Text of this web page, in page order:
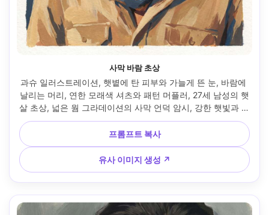
사막 바람 초상
과슈 일러스트레이션, 햇볕에 탄 피부와 가늘게 뜬 눈, 바람에
날리는 머리, 연한 모래색 셔츠와 패턴 머플러, 27세 남성의 햇
살 초상, 넓은 웜 그라데이션의 사막 언덕 암시, 강한 햇빛과 또
렷한 그림자 형태, 매트 안료, 강렬한 불투명 블록, 드라이 브러
시 질감, 종이 결, 웜 오커와 코발트 포인트, 강인하고 모험적인
무드, 입체적으로 그려진 얼굴 평면, 85mm 렌즈, 얕은 심도 --
ar 4:5
프롬프트 복사
유사 이미지 생성 ↗